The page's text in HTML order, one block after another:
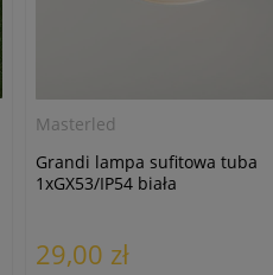
Masterled
Grandi lampa sufitowa tuba
1xGX53/IP54 biała
29,00 zł